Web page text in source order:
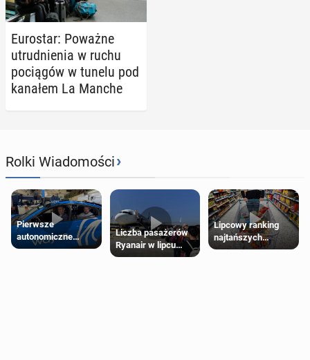
Eu­ro­star: Poważne
utrud­nie­nia w ruchu
po­cią­gów w tunelu pod
kanałem La Manche
Rolki Wiadomości›
Pierwsze
autonomiczne
Ubery pojawią się
Liczba pasażerów
Ryanair w lipcu
pobiła rekord
Lipcowy ranking
najtańszych
supermarketów